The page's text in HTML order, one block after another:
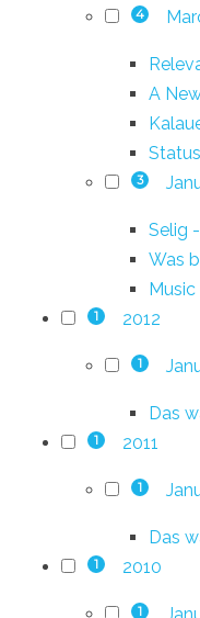
4
A
3
Selig
Was
Music
1 2012
1
Das
1 2011
1
Das
1 2010
1